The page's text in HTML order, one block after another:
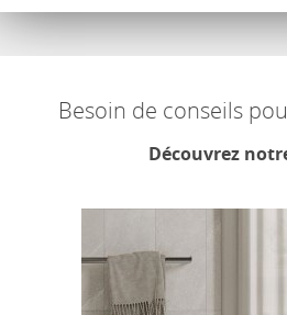
Besoin de conseils
Découvrez